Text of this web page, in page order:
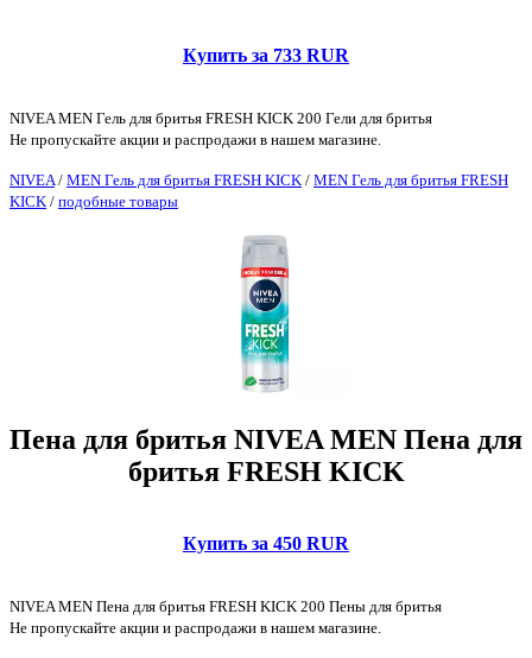
Купить за 733 RUR
NIVEA MEN Гель для бритья FRESH KICK 200 Гели для бритья
Не пропускайте акции и распродажи в нашем магазине.
NIVEA / MEN Гель для бритья FRESH KICK / MEN Гель для бритья FRESH
KICK / подобные товары
Пена для бритья NIVEA MEN Пена для
бритья FRESH KICK
Купить за 450 RUR
NIVEA MEN Пена для бритья FRESH KICK 200 Пены для бритья
Не пропускайте акции и распродажи в нашем магазине.